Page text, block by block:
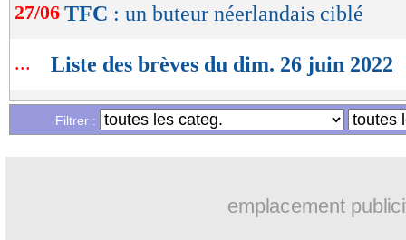
27/06 TFC : un buteur néerlandais ciblé
... Liste des brèves du dim. 26 juin 2022
Liste des brèves du sam. 25 juin 2022
Filtrer :
emplacement